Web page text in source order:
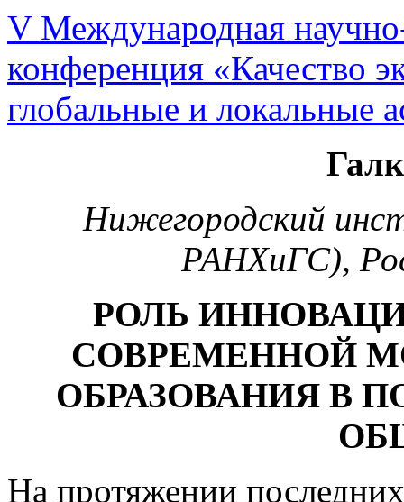
V Международная
конференция «Качество
глобальные и локальные
Нижегородский
РАНХиГС),
РОЛЬ
СОВРЕМЕННОЙ
ОБРАЗОВАНИЯ В
На протяжении